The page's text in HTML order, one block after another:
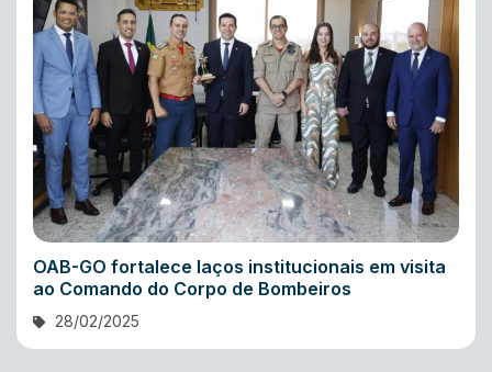
OAB-GO fortalece laços institucionais em visita
ao Comando do Corpo de Bombeiros
28/02/2025